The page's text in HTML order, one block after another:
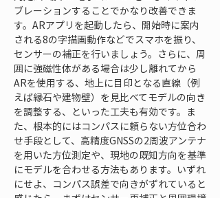
ブレーションすることでかなり改善できま
す。ARアプリを起動したら、開始時に案内
される8の字描画動作などでスマホを振り、
センサーの補正を行いましょう。さらに、周
囲に強磁性体がある場合は少し離れてから
ARを使用する、地上に目印となる直線（例
えば縁石や建物壁）を見比べてモデルの向き
を調整する、といった工夫も有効です。ま
た、根本的にはコンパスに頼らない方位合わ
せ手段として、高精度GNSSの2周波アンテナ
を用いた方位測定や、現地の既知方向を基準
にモデルを合わせる方法もあります。いずれ
にせよ、コンパス誤差で向きがずれていると